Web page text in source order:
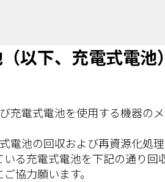
以下、充電式電池
充電式電池を使用する機器の
電池の回収および再資源化処
る充電式電池を下記の通り回
協力願います。